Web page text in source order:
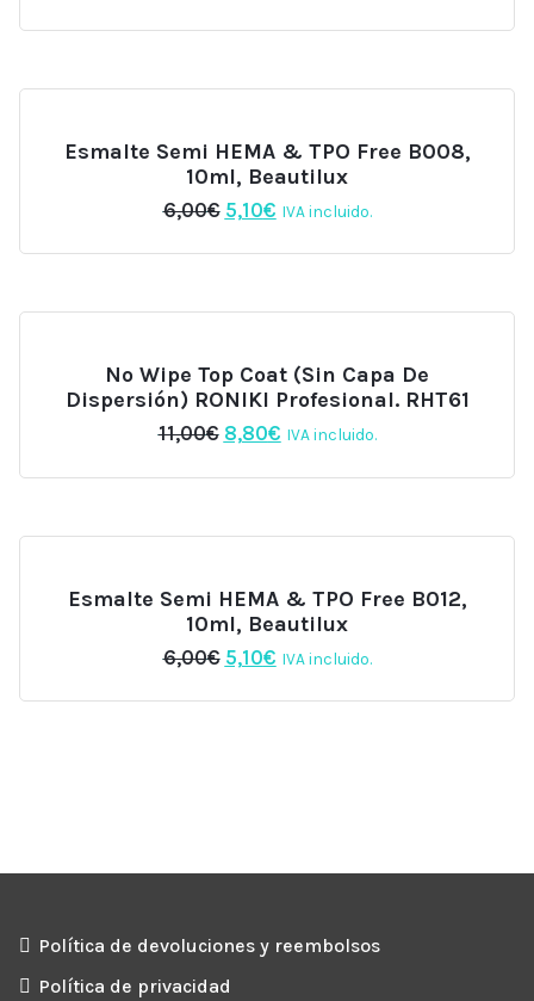
originalactual
Esmalte Semi HEMA & TPO Free B008,
10ml, Beautilux
6,00€ El
original
5,10€El
actual
IVA incluido.
No Wipe Top Coat (sin Capa De
Dispersión) RONIKI Profesional. RHT61
11,00€ El
original
8,80€El
actual
IVA incluido.
Esmalte Semi HEMA & TPO Free B012,
10ml, Beautilux
6,00€ El
original
5,10€El
actual
IVA incluido.
Política de devoluciones y reembolsos
Política de privacidad